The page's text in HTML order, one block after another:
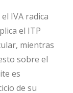
IVA radica
el ITP
mientras
sobre el
es
de su